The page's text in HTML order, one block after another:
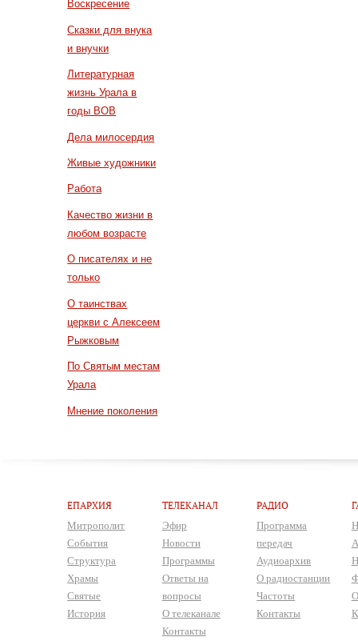
Воскресение
Сказки для внука
и внучки
Литературная
жизнь Урала в
годы ВОВ
Дела милосердия
Живые художники
Работа
Качество жизни в
любом возрасте
О писателях и не
только
О таинствах
церкви с Алексеем
Рыжковым
По Святым местам
Урала
Мнение поколения
ЕПАРХИЯ
Митрополит
События
Структура
Храмы
Святые
История
ТЕЛЕКАНАЛ
Эфир
Новости
Программы
Ответы на
вопросы
О телеканале
Контакты
РАДИО
Программа
передач
Аудиоархив
О радиостанции
Частоты
Контакты